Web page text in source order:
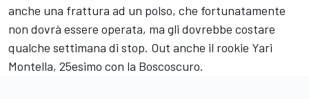
anche una frattura ad un polso, che fortunatamente
non dovrà essere operata, ma gli dovrebbe costare
qualche settimana di stop. Out anche il rookie Yari
Montella, 25esimo con la Boscoscuro.